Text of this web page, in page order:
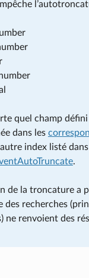
quel champ
dans les
index listé
.
de la troncature a
des recherches
ne renvoient des